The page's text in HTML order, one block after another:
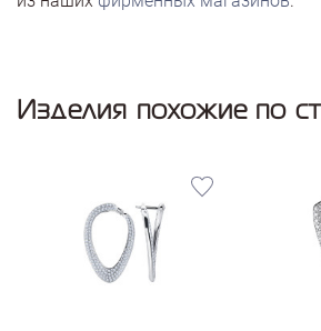
Изделия похожие по